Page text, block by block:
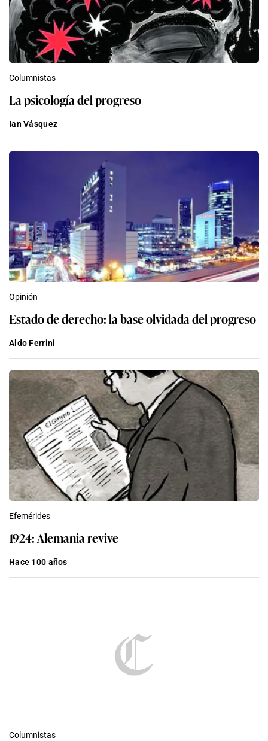
Columnistas
La psicología del progreso
Ian Vásquez
Opinión
Estado de derecho: la base olvidada del progreso
Aldo Ferrini
Efemérides
1924: Alemania revive
Hace 100 años
Columnistas